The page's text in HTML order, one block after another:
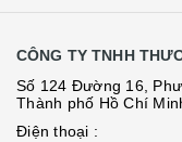
CÔNG TY TNHH
Số 124 Đường 16,
Thành phố Hồ Chí
Điện thoại :